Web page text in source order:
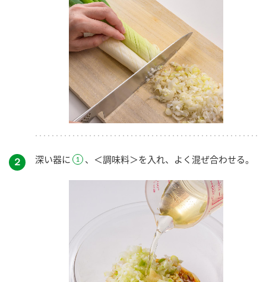
２ 深い器に 、＜調味料＞を入れ、よく混ぜ合わせる。